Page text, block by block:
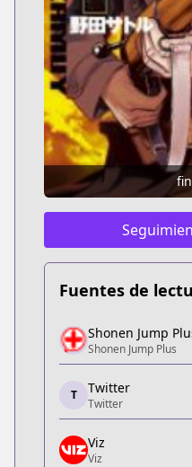
Fuentes de
Shonen Jump Plus
Shonen Jump Plus
https://
Twitter
Twitter
https://twitter.com/
Viz
Shonen Jump
Shonen Jump Plus
T Twitter
Twitter
Viz
Viz